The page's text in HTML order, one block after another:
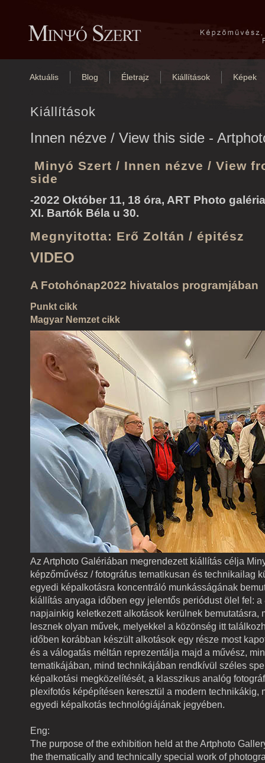
Aktuális Blog Életrajz Kiállítások Képek
Kiállítások
Innen nézve / View this side -
Minyó Szert / Innen nézve / View
side
-2022 Október 11, 18 óra, ART Photo
XI. Bartók Béla u 30.
Megnyitotta: Erő Zoltán / épitész
VIDEO
A Fotohónap2022 hivatalos programjában
Punkt cikk
Magyar Nemzet cikk
Az Artphoto Galériában megrendezett kiállítás célja
képzőművész / fotográfus tematikusan és technikailag
egyedi képalkotásra koncentráló munkásságának
kiállítás anyaga időben egy jelentős periódust ölel fel: a
napjainkig keletkezett alkotások kerülnek bemutatásra,
lesznek olyan művek, melyekkel a közönség itt
időben korábban készült alkotások egy része most
és a válogatás méltán reprezentálja majd a művész,
tematikájában, mind technikájában rendkívül széles
képalkotási megközelítését, a klasszikus analóg
plexifotós képépítésen keresztül a modern technikákig,
egyedi képalkotás technológiájának jegyében.
Eng:
The purpose of the exhibition held at the Artphoto
the thematically and technically special work of